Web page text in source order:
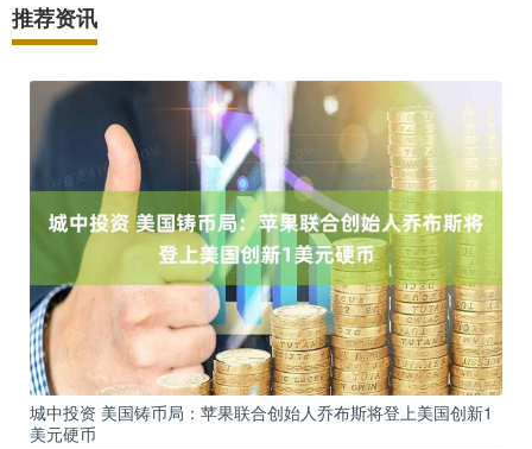
推荐资讯
城中投资 美国铸币局：苹果联合创始人乔布斯将登上美国创新1
美元硬币